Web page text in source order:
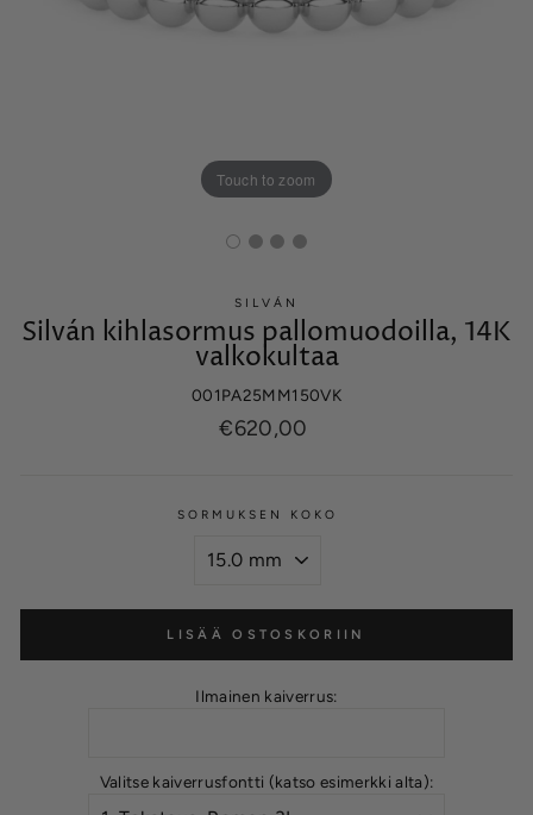
Touch to zoom
SILVÁN
Silván kihlasormus pallomuodoilla, 14K
valkokultaa
001PA25MM150VK
Normaalihinta
€620,00
SORMUKSEN KOKO
LISÄÄ OSTOSKORIIN
Ilmainen kaiverrus:
Valitse kaiverrusfontti (katso esimerkki alta):